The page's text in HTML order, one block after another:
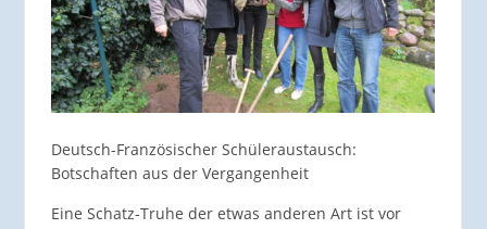
Deutsch-Französischer Schüleraustausch:
Botschaften aus der Vergangenheit
Eine Schatz-Truhe der etwas anderen Art ist vor